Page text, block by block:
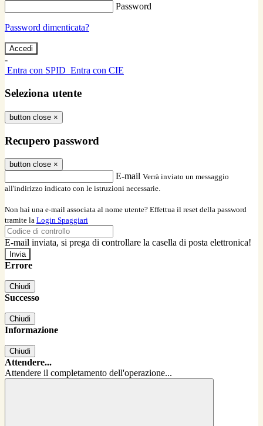
Password
Password dimenticata?
-
Entra con SPID Entra con CIE
Seleziona utente
button close ×
Recupero password
button close ×
E-mail Verrà inviato un messaggio
all'indirizzo indicato con le istruzioni necessarie.
Non hai una e-mail associata al nome utente? Effettua il reset della password
tramite la Login Spaggiari
E-mail inviata, si prega di controllare la casella di posta elettronica!
Errore
Chiudi
Successo
Chiudi
Informazione
Chiudi
Attendere...
Attendere il completamento dell'operazione...